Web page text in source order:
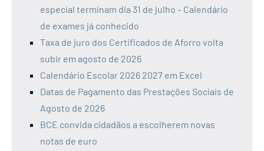
especial terminam dia 31 de julho – Calendário
de exames já conhecido
Taxa de juro dos Certificados de Aforro volta
subir em agosto de 2026
Calendário Escolar 2026 2027 em Excel
Datas de Pagamento das Prestações Sociais de
Agosto de 2026
BCE convida cidadãos a escolherem novas
notas de euro